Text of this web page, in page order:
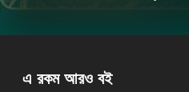
এ রকম আরও বই